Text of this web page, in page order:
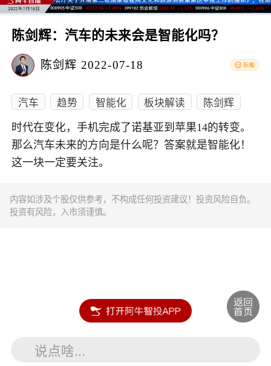
陈剑辉：汽车的未来会是智能化吗？
陈剑辉 2022-07-18
汽车 趋势 智能化 板块解读 陈剑辉
时代在变化，手机完成了诺基亚到苹果14的转变。
那么汽车未来的方向是什么呢？答案就是智能化！
这一块一定要关注。
内容如涉及个股仅供参考，不构成任何投资建议！投资风险自负。
投资有风险，入市须谨慎。
说点啥...